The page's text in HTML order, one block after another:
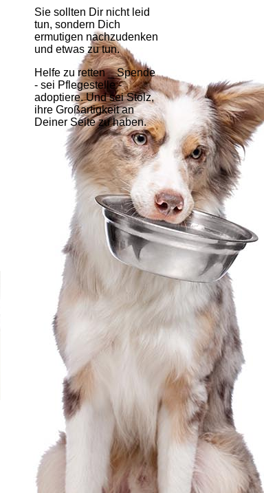
Sie sollten Dir nicht leid
tun, sondern Dich
ermutigen nachzudenken
und etwas zu tun.
Helfe zu retten _ Spende
- sei Pflegestelle -
adoptiere. Und sei Stolz,
ihre Großartigkeit an
Deiner Seite zu haben.